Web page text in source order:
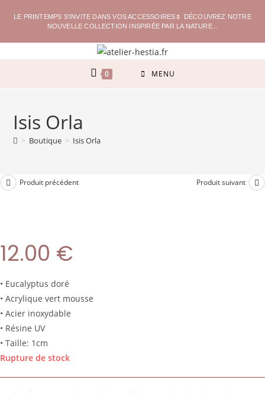
LE PRINTEMPS S'INVITE DANS VOS ACCESSOIRES🌷 DÉCOUVREZ NOTRE
NOUVELLE COLLECTION INSPIRÉE PAR LA NATURE...
0 MENU
Isis Orla
> Boutique > Isis Orla
Produit précédent Produit suivant
12.00 €
• Eucalyptus doré
• Acrylique vert mousse
• Acier inoxydable
• Résine UV
• Taille: 1cm
Rupture de stock